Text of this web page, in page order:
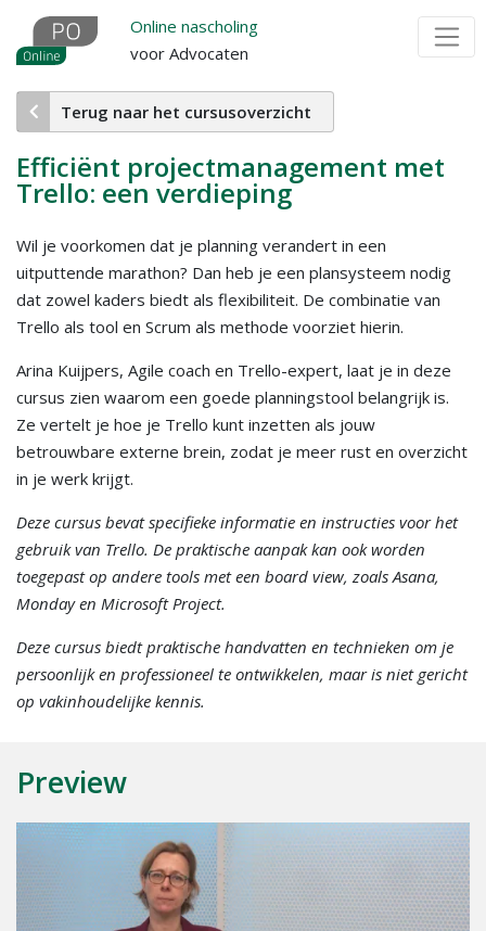
Overslaan
naar
de
inhoud
Online nascholing
voor Advocaten
Terug naar het cursusoverzicht
Efficiënt projectmanagement met
Trello: een verdieping
Wil je voorkomen dat je planning verandert in een
uitputtende marathon? Dan heb je een plansysteem nodig
dat zowel kaders biedt als flexibiliteit. De combinatie van
Trello als tool en Scrum als methode voorziet hierin.
Arina Kuijpers, Agile coach en Trello-expert, laat je in deze
cursus zien waarom een goede planningstool belangrijk is.
Ze vertelt je hoe je Trello kunt inzetten als jouw
betrouwbare externe brein, zodat je meer rust en overzicht
in je werk krijgt.
Deze cursus bevat specifieke informatie en instructies voor het
gebruik van Trello. De praktische aanpak kan ook worden
toegepast op andere tools met een board view, zoals Asana,
Monday en Microsoft Project.
Deze cursus biedt praktische handvatten en technieken om je
persoonlijk en professioneel te ontwikkelen, maar is niet gericht
op vakinhoudelijke kennis.
Preview